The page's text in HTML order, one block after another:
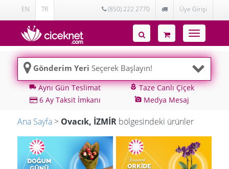
EN TR (850) 222 2770 Üye Girişi
Toggle
navigation
Gönderim Yeri Seçerek Başlayın!
local_shippingAynı Gün Teslimat local_floristTaze Canlı Çiçek
6 Ay Taksit İmkanı
add_a_photo Medya Mesaj
Ana Sayfa > Ovacık, İZMİR bölgesindeki ürünler